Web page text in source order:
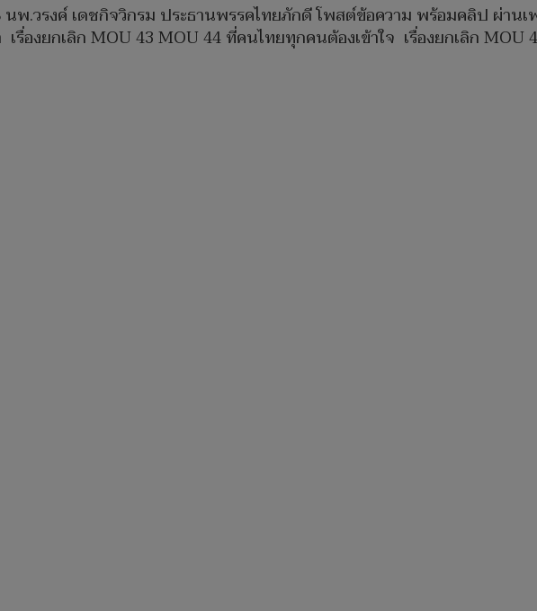
พ.วรงค์ เดชกิจวิกรม ประธานพรรคไทยภักดี โพสต์ข้อความ พร้อมคลิป ผ่าน
เรื่องยกเลิก MOU 43 MOU 44 ที่คนไทยทุกคนต้องเข้าใจ เรื่องยกเลิก